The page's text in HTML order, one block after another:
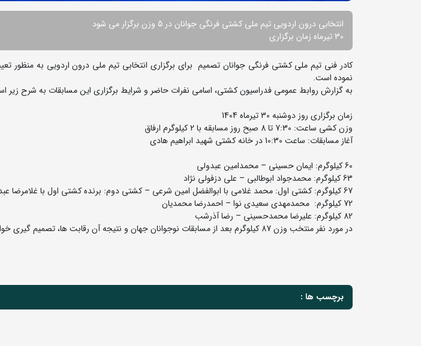
انتخابی درون اردویی تیم ملی کشتی فرنگی جوانان در 5 وزن برگزار می شود
30 تیرماه زمان برگزاری
کادر فنی تیم ملی کشتی فرنگی جوانان تصمیم برای برگزاری انتخابی تیم ملی درون اردویی به منظور
نموده است.
به گزارش روابط عمومی فدراسیون کشتی، اسامی نفرات حاضر و شرایط برگزاری این مسابقات به شرح زیر
زمان برگزاری روز دوشنبه 30 تیرماه 1404
وزن کشی ساعت: 7:30 تا 8 صبح روز مسابقه با 2 کیلوگرم ارفاق
آغاز مسابقات: ساعت 10:30 در خانه کشتی شهید ابراهیم هادی
60 کیلوگرم: ایمان حسینی – محمدامین عبدولی
63 کیلوگرم: محمدجواد ابوطالبی – علی دزفولی نژاد
67 کیلوگرم: کشتی اول: محمد غلامی با ابوالفضل امین شرعی – کشتی دوم: برنده کشتی اول با غلامرضا عبدولی
72 کیلوگرم: محمدمهدی سعیدی نوا – احمدرضا محمدیان
82 کیلوگرم: علیرضا محمدحسینی – رضا آذرشب
در مورد نفر منتخب وزن 87 کیلوگرم بعد از مسابقات نوجوانان جهان و نتیجه آن رقابت ها، تصمیم گیری خواهد شد.
برچسب ها :